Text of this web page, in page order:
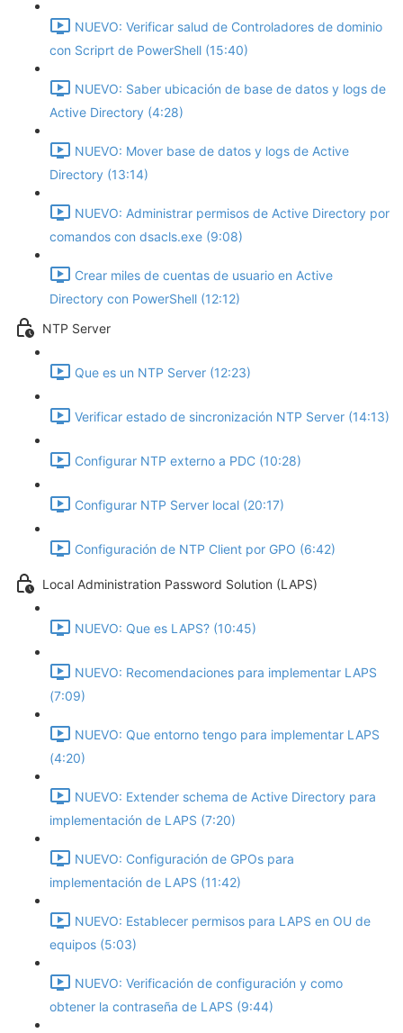
NUEVO: Verificar salud de Controladores de dominio
con Scriprt de PowerShell (15:40)
NUEVO: Saber ubicación de base de datos y logs de
Active Directory (4:28)
NUEVO: Mover base de datos y logs de Active
Directory (13:14)
NUEVO: Administrar permisos de Active Directory por
comandos con dsacls.exe (9:08)
Crear miles de cuentas de usuario en Active
Directory con PowerShell (12:12)
NTP Server
Que es un NTP Server (12:23)
Verificar estado de sincronización NTP Server (14:13)
Configurar NTP externo a PDC (10:28)
Configurar NTP Server local (20:17)
Configuración de NTP Client por GPO (6:42)
Local Administration Password Solution (LAPS)
NUEVO: Que es LAPS? (10:45)
NUEVO: Recomendaciones para implementar LAPS
(7:09)
NUEVO: Que entorno tengo para implementar LAPS
(4:20)
NUEVO: Extender schema de Active Directory para
implementación de LAPS (7:20)
NUEVO: Configuración de GPOs para
implementación de LAPS (11:42)
NUEVO: Establecer permisos para LAPS en OU de
equipos (5:03)
NUEVO: Verificación de configuración y como
obtener la contraseña de LAPS (9:44)